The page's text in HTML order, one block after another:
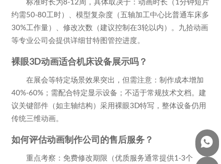
约需50-80工时）、模型复杂度（五轴加工中心比普通车床多
30%工作量）、修改次数（建议控制在3轮以内）。九拾动画
等专业公司会提供详细甘特图管控进度。
裸眼3D动画适合机床设备展示吗？
在展会等特定场景效果突出，但需注意：制作成本增加
40%-60%；需配合特定显示设备；不适于常规技术文档。建
议关键部件（如主轴结构）采用裸眼3D特写，整体设备仍用
传统三维动画。
如何评估动画制作公司的售后服务？
重点考察：免费修改期限（优质服务通常提供1-3个
